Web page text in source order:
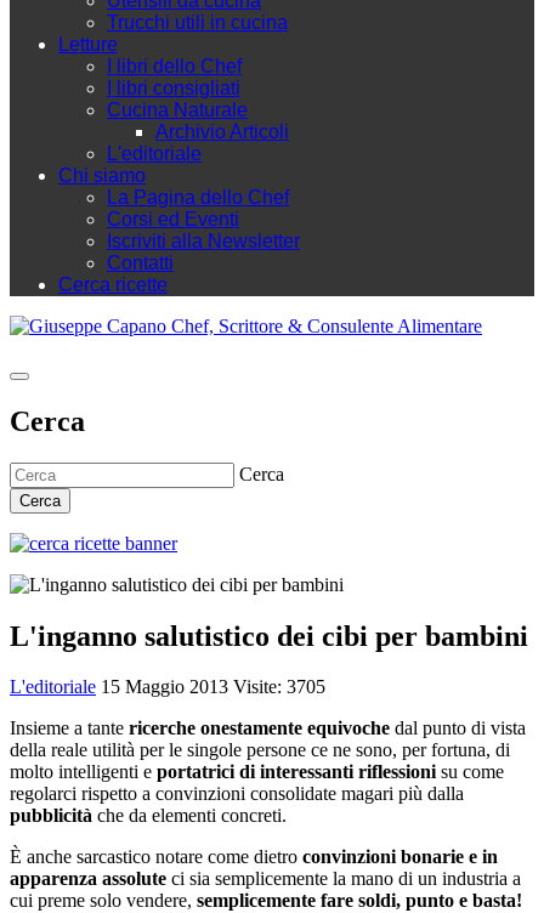
Trucchi utili in cucina
Letture
I libri dello Chef
I libri consigliati
Cucina Naturale
Archivio Articoli
L'editoriale
Chi siamo
La Pagina dello Chef
Corsi ed Eventi
Iscriviti alla Newsletter
Contatti
Cerca ricette
Cerca
Cerca
Cerca
L'inganno salutistico dei cibi per bambini
L'editoriale 15 Maggio 2013 Visite: 3705
Insieme a tante ricerche onestamente equivoche dal punto di vista
della reale utilità per le singole persone ce ne sono, per fortuna, di
molto intelligenti e portatrici di interessanti riflessionisu come
regolarci rispetto a convinzioni consolidate magari più dalla
pubblicità che da elementi concreti.
È anche sarcastico notare come dietro convinzioni bonarie e in
apparenza assolute ci sia semplicemente la mano di un industria a
cui preme solo vendere, semplicemente fare soldi, punto e basta!